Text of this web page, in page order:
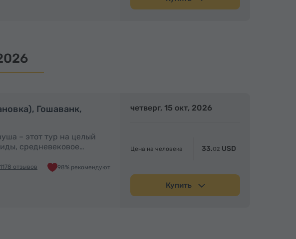
Полный день
Гошаванк,
– этот тур на целый
средневековое…
1178 отзывов 98% рекомендуют
четверг, 15 окт, 2026
Цена на человека 33.02 USD
Купить